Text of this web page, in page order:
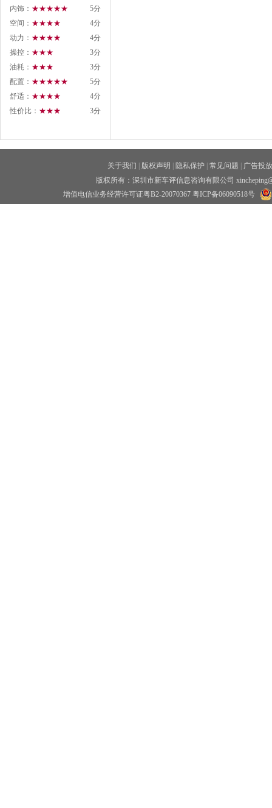
5分
内饰： ★★★★★
4分
空间： ★★★★
4分
动力： ★★★★
3分
操控： ★★★
3分
油耗： ★★★
5分
配置： ★★★★★
4分
舒适： ★★★★
3分
性价比： ★★★
关于我们 版权声明 隐私保护 常见问题
广告投放
版权所有：深圳市新车评信息咨询有限公司
增值电信业务经营许可证粤B2-20070367 粤ICP备06090518号